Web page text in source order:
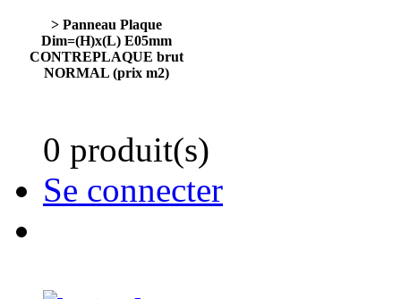
> Panneau Plaque
Dim=(H)x(L) E05mm
CONTREPLAQUE brut
NORMAL (prix m2)
0 produit(s)
Se connecter